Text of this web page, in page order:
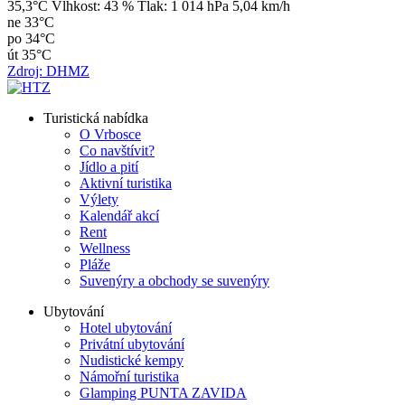
35,3°C Vlhkost: 43 % Tlak: 1 014 hPa 5,04 km/h
ne 33°C
po 34°C
út 35°C
Zdroj: DHMZ
Turistická nabídka
O Vrbosce
Co navštívit?
Jídlo a pití
Aktivní turistika
Výlety
Kalendář akcí
Rent
Wellness
Pláže
Suvenýry a obchody se suvenýry
Ubytování
Hotel ubytování
Privátní ubytování
Nudistické kempy
Námořní turistika
Glamping PUNTA ZAVIDA